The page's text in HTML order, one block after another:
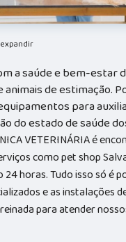
a saúde e bem-estar
de estimação.
para
do estado de saúde
VETERINÁRIA é
como pet shop
horas. Tudo isso só é
e as instalações
para atender